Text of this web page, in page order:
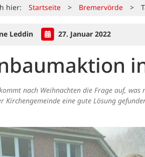
hier: Startseite > Bremervörde >
Leddin 27. Januar 2022
nach Weihnachten die Frage auf,
Kirchengemeinde eine gute Lösung